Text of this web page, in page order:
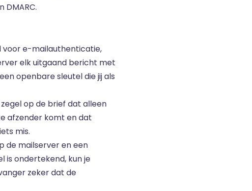
DMARC.
voor e-mailauthenticatie,
elk uitgaand bericht met
openbare sleutel die jij als
op de brief dat alleen
afzender komt en dat
mis.
de mailserver en een
is ondertekend, kun je
zeker dat de